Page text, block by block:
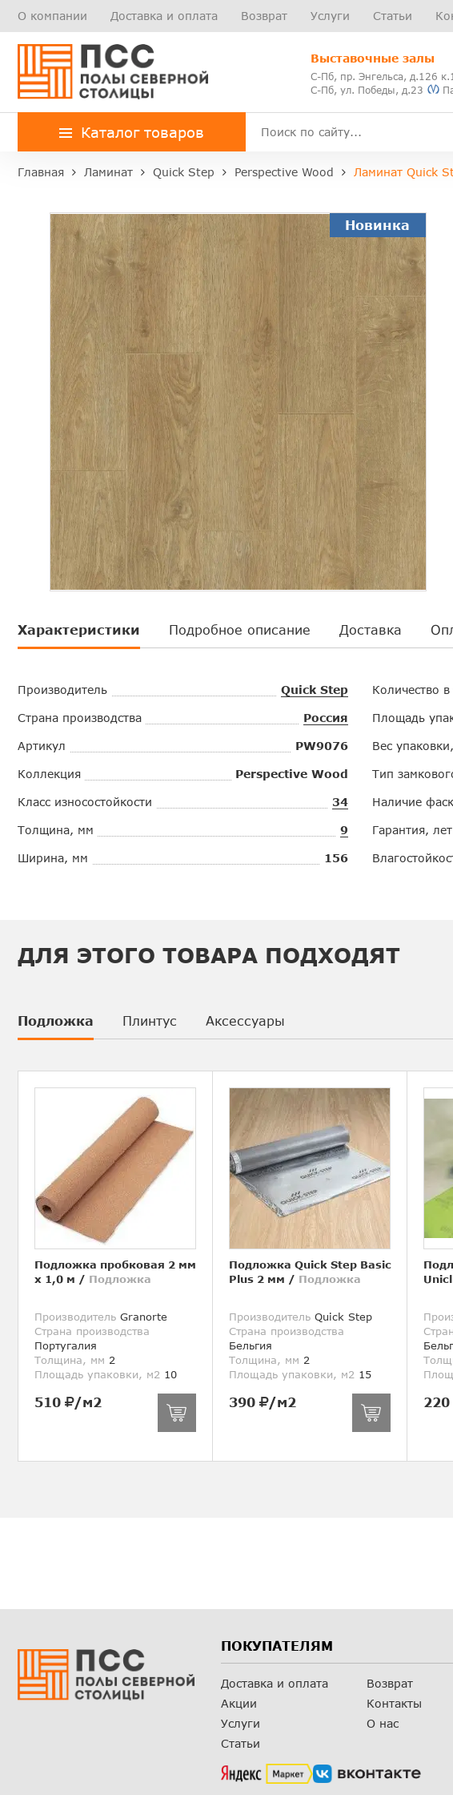
О компании Доставка и оплата Возврат Услуги Статьи
Выставочные залы
С-Пб, пр. Энгельса, д.126 к.1
С-Пб, ул. Победы, д.23
Каталог товаров
Главная Ламинат Quick Step Perspective Wood Ламинат Quick
Новинка
Характеристики Подробное описание Доставка
Производитель Quick Step
Страна производства Россия
Артикул PW9076
Коллекция Perspective Wood
Класс износостойкости 34
Толщина, мм 9
Ширина, мм 156
Количество
Площадь
Вес
Тип
Наличие
Гарантия, лет
ДЛЯ ЭТОГО ТОВАРА ПОДХОДЯТ
Подложка Плинтус Аксессуары
Подложка пробковая 2 мм
х 1,0 м / Подложка
Производитель Granorte
Страна производства
Португалия
Толщина, мм 2
Площадь упаковки, м2 10
510 /м2
Подложка Quick Step Basic
Plus 2 мм / Подложка
Производитель Quick Step
Страна производства
Бельгия
Толщина, мм 2
Площадь упаковки, м2 15
390 /м2 220
ПОКУПАТЕЛЯМ
Доставка и оплата
Акции
Услуги
Статьи
Возврат
Контакты
О нас